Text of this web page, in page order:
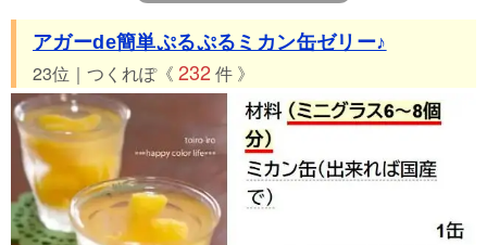
アガーde簡単ぷるぷるミカン缶ゼリー♪
23位｜つくれぽ《 232 件 》